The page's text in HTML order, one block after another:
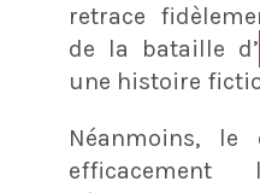
retrace
de la bataille d’
une histoire
Néanmoins, le
efficacement